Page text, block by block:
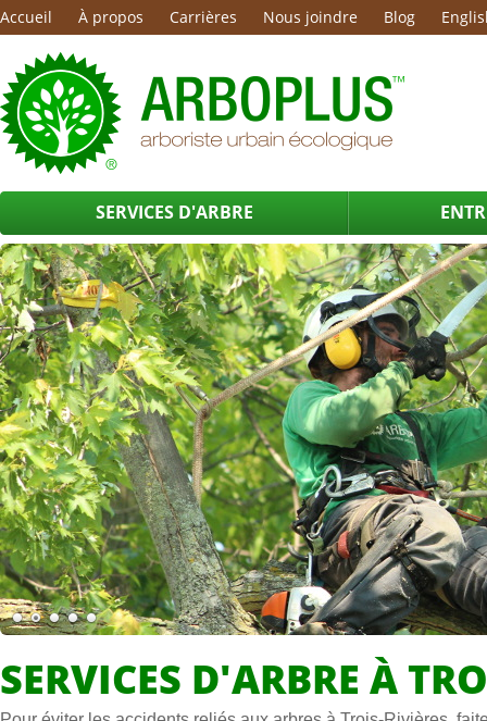
Accueil À propos Carrières Nous joindre Blog
SERVICES D'ARBRE
SERVICES D'ARBRE À